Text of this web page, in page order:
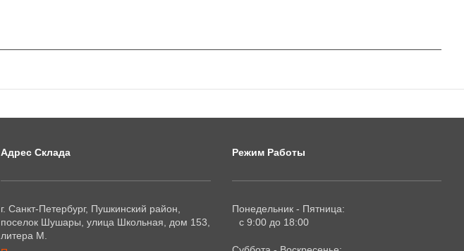
Адрес Склада
г. Санкт-Петербург, Пушкинский район,
поселок Шушары, улица Школьная, дом 153,
литера М.
Режим Работы
Понедельник - Пятница:
с 9:00 до 18:00